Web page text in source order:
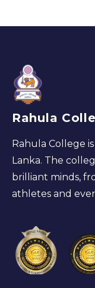
Rahula
Rahula College
Lanka. The
brilliant minds,
athletes and